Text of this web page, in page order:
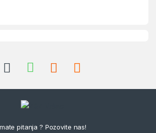
pitanja ? Pozovite nas!